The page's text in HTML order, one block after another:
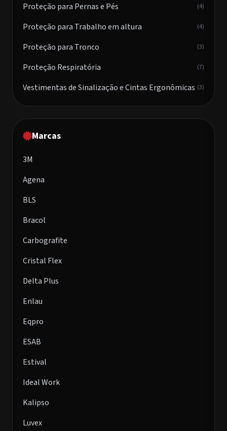
Proteção para Pernas e Pés (4)
Proteção para Trabalho em altura (4)
Proteção para Tronco (3)
Proteção Respiratória (7)
Vestimentas de Sinalização e Cintas Ergonômicas (3)
Marcas
3M
Agena
BLS
Bracol
Carbografite
Cristal Flex
Delta Plus
Enlau
Eqpro
ESAB
Estival
Ideal Work
Kalipso
Luvex